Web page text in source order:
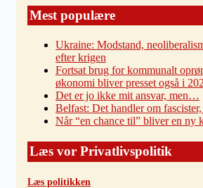
Mest populære
Ukraine: Modstand,
efter krigen
Fortsat brug for kommunalt
økonomi bliver presset også i
Det er jo ikke mit ansvar, men…
Belfast: Det handler om
Når “en chance til” bliver en ny
Læs vor Privatlivspolitik
Læs politikken